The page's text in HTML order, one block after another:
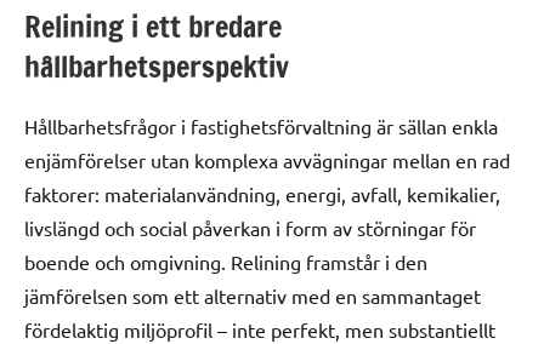
Relining i ett bredare
hållbarhetsperspektiv
Hållbarhetsfrågor i fastighetsförvaltning är sällan enkla
enjämförelser utan komplexa avvägningar mellan en rad
faktorer: materialanvändning, energi, avfall, kemikalier,
livslängd och social påverkan i form av störningar för
boende och omgivning. Relining framstår i den
jämförelsen som ett alternativ med en sammantaget
fördelaktig miljöprofil – inte perfekt, men substantiellt